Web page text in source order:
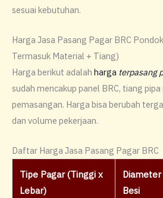
sesuai kebutuhan.
Harga Jasa Pasang Pagar BRC
Termasuk Material + Tiang)
Harga berikut adalah harga terpasang
sudah mencakup panel BRC, tiang
pemasangan. Harga bisa berubah
dan volume pekerjaan.
Daftar Harga Jasa Pasang Pagar BRC
Tipe Pagar (Tinggi x
Lebar)
Diameter
Besi